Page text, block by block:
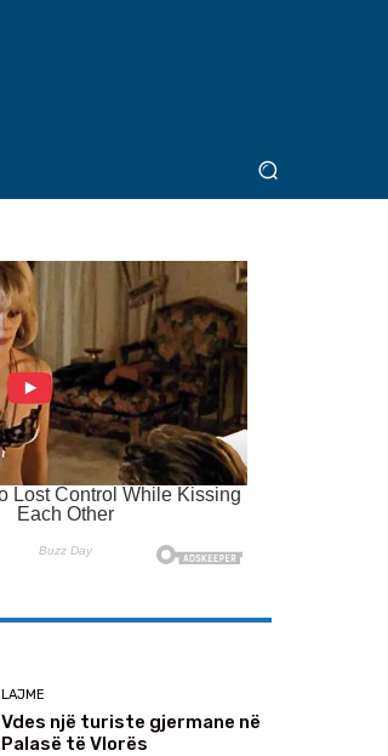
LAJME
Vdes një turiste gjermane në
Palasë të Vlorës